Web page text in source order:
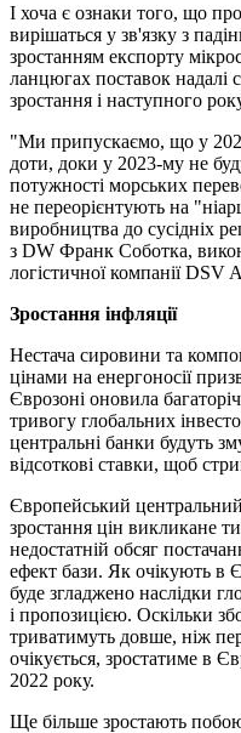
І хоча є ознаки того, що
вирішаться у зв'язку з
зростанням експорту
ланцюгах поставок надалі
зростання і наступного
"Ми припускаємо, що у
доти, доки у 2023-му не
потужності морських
не переорієнтують на
виробництва до сусідніх
з DW Франк Соботка,
логістичної компанії DSV
Зростання інфляції
Нестача сировини та
цінами на енергоносії
Єврозоні оновила
тривогу глобальних
центральні банки будуть
відсоткові ставки, щоб
Європейський
зростання цін викликане
недостатній обсяг
ефект бази. Як очікують в
буде згладжено наслідки
і пропозицією. Оскільки
триватимуть довше, ніж
очікується, зростатиме в
2022 року.
Ще більше зростають